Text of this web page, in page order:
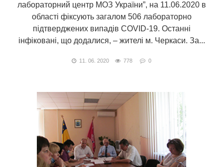
лабораторний центр МОЗ України”, на 11.06.2020 в
області фіксують загалом 506 лабораторно
підтверджених випадів COVID-19. Останні
інфіковані, що додалися, – жителі м. Черкаси. За...
11. 06. 2020 778 0